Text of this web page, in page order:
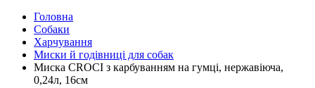
Головна
Собаки
Харчування
Миски й годівниці для собак
Миска CROCI з карбуванням на гумці, нержавіюча,
0,24л, 16см